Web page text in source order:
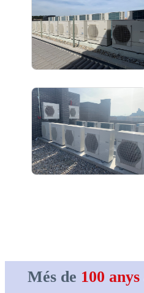
Més de 100 anys